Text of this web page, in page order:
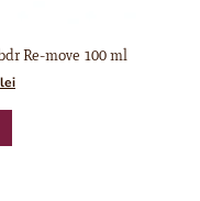
Re-move 100 ml
lei